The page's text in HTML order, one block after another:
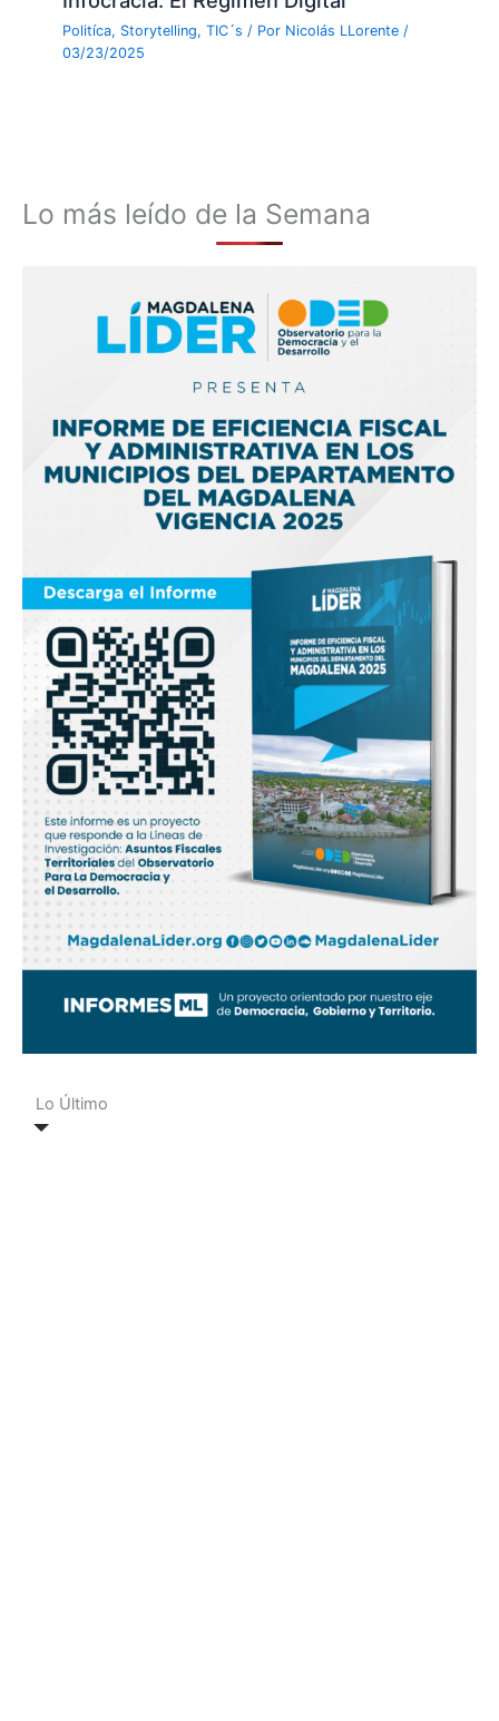
Politíca, Storytelling,TIC´s / Por Nicolás LLorente/
03/23/2025
Lo más leído de la Semana
Lo Último